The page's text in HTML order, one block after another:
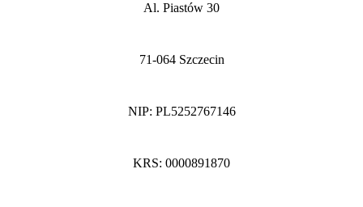
Al. Piastów 30
71-064 Szczecin
NIP: PL5252767146
KRS: 0000891870